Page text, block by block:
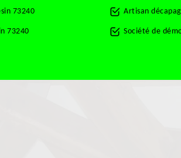
73240
73240
Artisan
Société de